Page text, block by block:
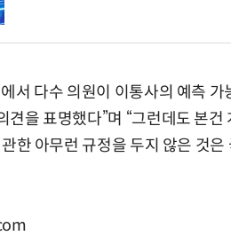
서 다수 의원이 이통사의 예측
견을 표명했다”며 “그런데도 본
한 아무런 규정을 두지 않은 것